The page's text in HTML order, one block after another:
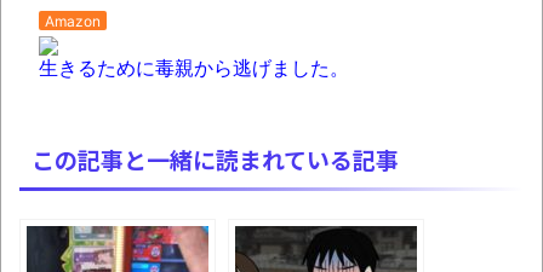
霊師』人妻霊の服が消えるバグが発生「丸裸に
まっぷたつに…日本レトロゲーム協会がゲー
別にどこの誰が一日何時間睡眠だろうがど
Amazon
生きるために毒親から逃げました。
この記事と一緒に読まれている記事